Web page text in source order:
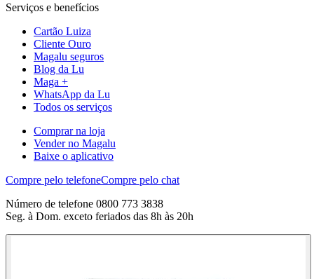
Serviços e benefícios
Cartão Luiza
Cliente Ouro
Magalu seguros
Blog da Lu
Maga +
WhatsApp da Lu
Todos os serviços
Comprar na loja
Vender no Magalu
Baixe o aplicativo
Compre pelo telefoneCompre pelo chat
Número de telefone 0800 773 3838
Seg. à Dom. exceto feriados das 8h às 20h